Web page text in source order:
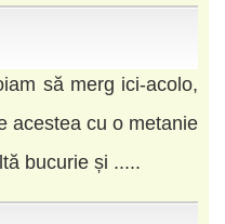
să merg ici-acolo,
acestea cu o metanie
bucurie și .....